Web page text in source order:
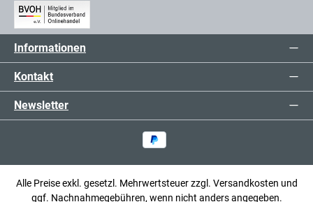
Informationen
Kontakt
Newsletter
Alle Preise exkl. gesetzl. Mehrwertsteuer zzgl. Versandkosten und
ggf. Nachnahmegebühren, wenn nicht anders angegeben.